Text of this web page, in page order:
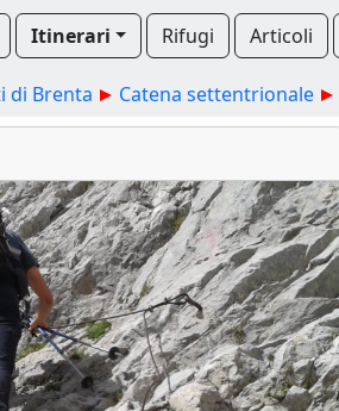
Itinerari Rifugi Articoli
di Brenta Catena settentrionale